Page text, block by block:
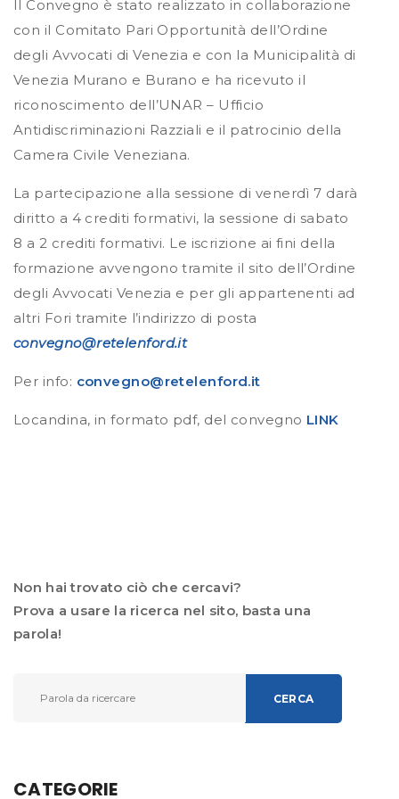
Il Convegno è stato realizzato in collaborazione
con il Comitato Pari Opportunità dell’Ordine
degli Avvocati di Venezia e con la Municipalità di
Venezia Murano e Burano e ha ricevuto il
riconoscimento dell’UNAR – Ufficio
Antidiscriminazioni Razziali e il patrocinio della
Camera Civile Veneziana.
La partecipazione alla sessione di venerdì 7 darà
diritto a 4 crediti formativi, la sessione di sabato
8 a 2 crediti formativi. Le iscrizione ai fini della
formazione avvengono tramite il sito dell’Ordine
degli Avvocati Venezia e per gli appartenenti ad
altri Fori tramite l’indirizzo di posta
convegno@retelenford.it
Per info: convegno@retelenford.it
Locandina, in formato pdf, del convegno LINK
Non hai trovato ciò che cercavi?
Prova a usare la ricerca nel sito, basta una
parola!
CERCA
CATEGORIE